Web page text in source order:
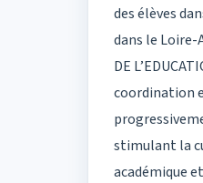
des élèves
dans le Loire-
DE
coordination
stimulant la
académique